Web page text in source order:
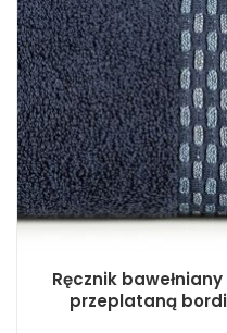
Ręcznik
przeplataną